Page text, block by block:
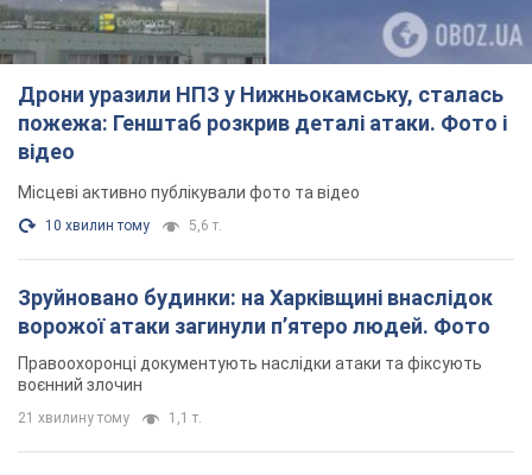
Зруйновано будинки: на Харківщині внаслідок
ворожої атаки загинули п’ятеро людей. Фото
Правоохоронці документують наслідки атаки та фіксують
воєнний злочин
21 хвилину тому 1,1 т.
СБУ затримала блогера, який коригував
російські удари на Донеччині. Фото
Також зловмисник агітував місцевих жителів підтримувати
російські збройні формування
годину тому 885